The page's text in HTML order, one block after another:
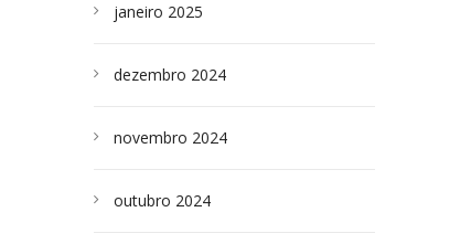
janeiro 2025
dezembro 2024
novembro 2024
outubro 2024